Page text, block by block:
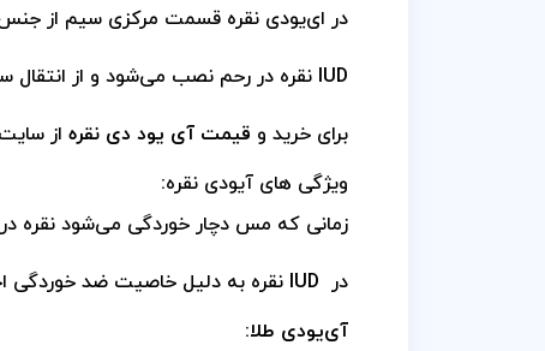
در ای‌یو‌دی نقره قسمت مرکزی سیم از
IUD نقره در رحم نصب می‌شود و از
برای خرید و قیمت آی یود دی نقره از
ویژگی های آیودی نقره:
زمانی که مس دچار خوردگی می‌شود نقره
در IUD نقره به دلیل خاصیت ضد خوردگی
آی‌یو‌دی طلا: